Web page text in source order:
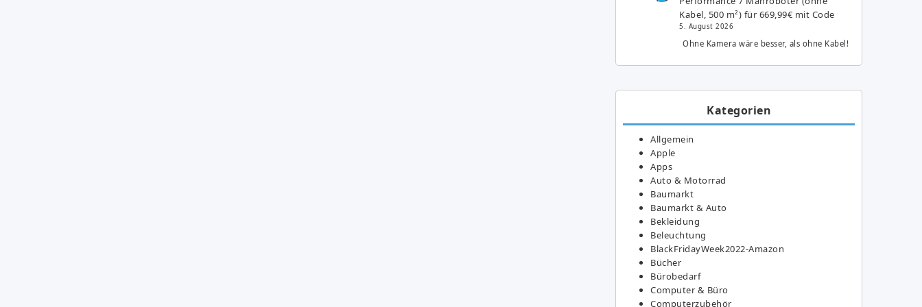
Kabel, 500 m²) für 669,99€ mit Code
5. August 2026
Ohne Kamera wäre besser, als ohne Kabel!
Kategorien
Allgemein
Apple
Apps
Auto & Motorrad
Baumarkt
Baumarkt & Auto
Bekleidung
Beleuchtung
BlackFridayWeek2022-Amazon
Bücher
Bürobedarf
Computer & Büro
Computerzubehör